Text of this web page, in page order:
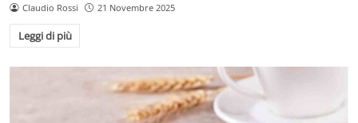
Claudio Rossi 21 Novembre 2025
Leggi di più